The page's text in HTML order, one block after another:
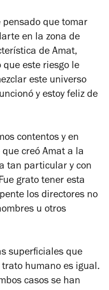
pensado que tomar
en la zona de
de Amat,
que este riesgo le
este universo
y estoy feliz de
contentos y en
creó Amat a la
tan particular y con
grato tener esta
los directores no
u otros
superficiales que
humano es igual.
casos se han